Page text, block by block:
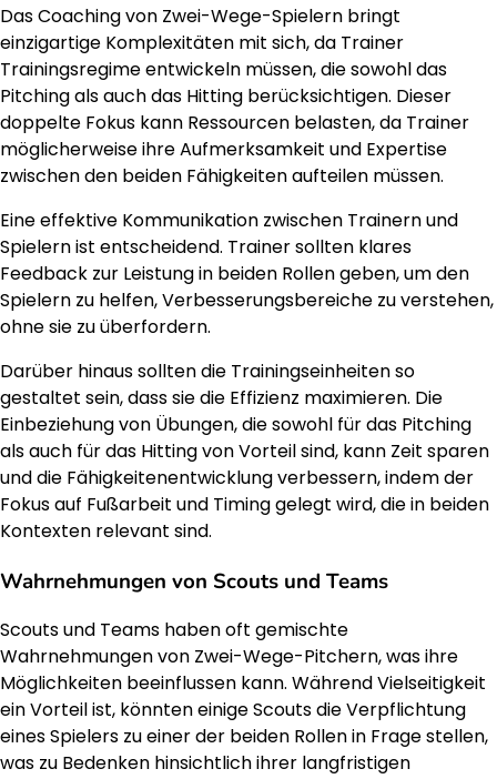
Das Coaching von Zwei-Wege-Spielern bringt
einzigartige Komplexitäten mit sich, da Trainer
Trainingsregime entwickeln müssen, die sowohl das
Pitching als auch das Hitting berücksichtigen. Dieser
doppelte Fokus kann Ressourcen belasten, da Trainer
möglicherweise ihre Aufmerksamkeit und Expertise
zwischen den beiden Fähigkeiten aufteilen müssen.
Eine effektive Kommunikation zwischen Trainern und
Spielern ist entscheidend. Trainer sollten klares
Feedback zur Leistung in beiden Rollen geben, um den
Spielern zu helfen, Verbesserungsbereiche zu verstehen,
ohne sie zu überfordern.
Darüber hinaus sollten die Trainingseinheiten so
gestaltet sein, dass sie die Effizienz maximieren. Die
Einbeziehung von Übungen, die sowohl für das Pitching
als auch für das Hitting von Vorteil sind, kann Zeit sparen
und die Fähigkeitenentwicklung verbessern, indem der
Fokus auf Fußarbeit und Timing gelegt wird, die in beiden
Kontexten relevant sind.
Wahrnehmungen von Scouts und Teams
Scouts und Teams haben oft gemischte
Wahrnehmungen von Zwei-Wege-Pitchern, was ihre
Möglichkeiten beeinflussen kann. Während Vielseitigkeit
ein Vorteil ist, könnten einige Scouts die Verpflichtung
eines Spielers zu einer der beiden Rollen in Frage stellen,
was zu Bedenken hinsichtlich ihrer langfristigen